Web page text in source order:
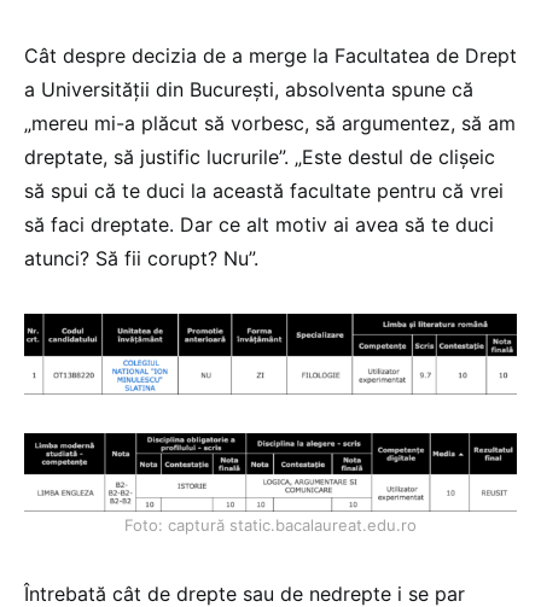
Cât despre decizia de a merge la Facultatea de Drept
a Universității din București, absolventa spune că
„mereu mi-a plăcut să vorbesc, să argumentez, să am
dreptate, să justific lucrurile”. „Este destul de clișeic
să spui că te duci la această facultate pentru că vrei
să faci dreptate. Dar ce alt motiv ai avea să te duci
atunci? Să fii corupt? Nu”.
Foto: captură static.bacalaureat.edu.ro
Întrebată cât de drepte sau de nedrepte i se par